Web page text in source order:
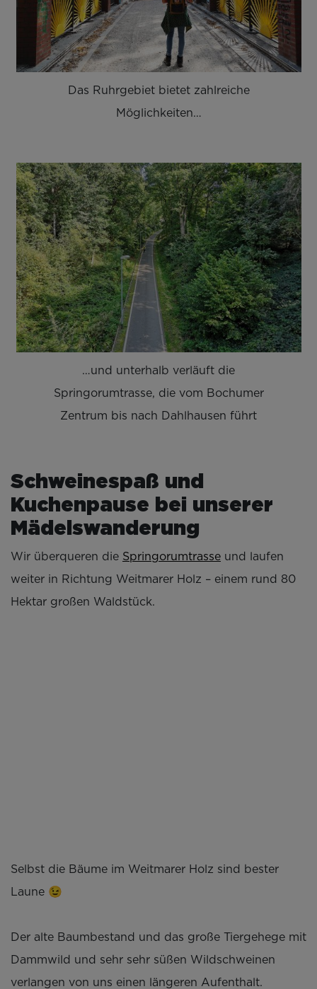
Das Ruhrgebiet bietet zahlreiche
Möglichkeiten…
…und unterhalb verläuft die
Springorumtrasse, die vom Bochumer
Zentrum bis nach Dahlhausen führt
Schweinespaß und
Kuchenpause bei unserer
Mädelswanderung
Wir überqueren die Springorumtrasse und laufen
weiter in Richtung Weitmarer Holz – einem rund 80
Hektar großen Waldstück.
Selbst die Bäume im Weitmarer Holz sind bester
Laune 😉
Der alte Baumbestand und das große Tiergehege mit
Dammwild und sehr sehr süßen Wildschweinen
verlangen von uns einen längeren Aufenthalt.